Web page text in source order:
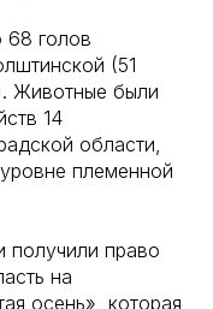
68 голов
(51
Животные были
14
области,
племенной
получили право
на
осень», которая